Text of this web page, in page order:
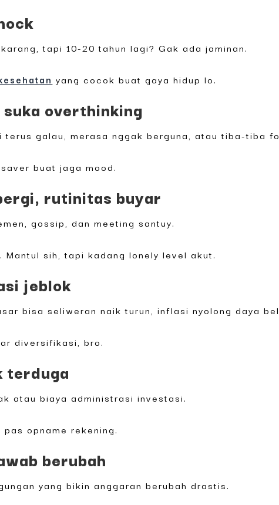
tapi 10-20 tahun lagi? Gak ada jaminan.
yang cocok buat gaya hidup lo.
overthinking
terus galau, merasa nggak berguna, atau tiba-tiba
buat jaga mood.
rutinitas buyar
gossip, dan meeting santuy.
sih, tapi kadang lonely level akut.
jeblok
bisa seliweran naik turun, inflasi nyolong daya
diversifikasi, bro.
terduga
atau biaya administrasi investasi.
opname rekening.
berubah
yang bikin anggaran berubah drastis.